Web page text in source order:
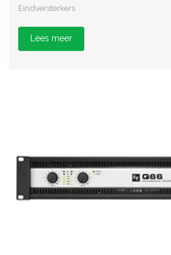
Eindversterkers
Lees meer